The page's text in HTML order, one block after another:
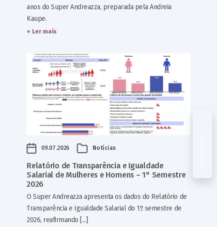
anos do Super Andreazza, preparada pela Andreia
Kaupe.
+ Ler mais
09.07.2026 Notícias
Relatório de Transparência e Igualdade
Salarial de Mulheres e Homens – 1° Semestre
2026
O Super Andreazza apresenta os dados do Relatório de
Transparência e Igualdade Salarial do 1º semestre de
2026, reafirmando [...]